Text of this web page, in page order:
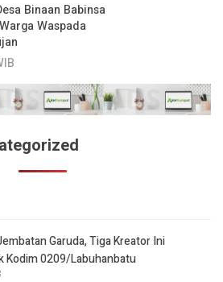
Binaan Babinsa
Waspada
Garuda, Tiga Kreator Ini
Kodim 0209/Labuhanbatu